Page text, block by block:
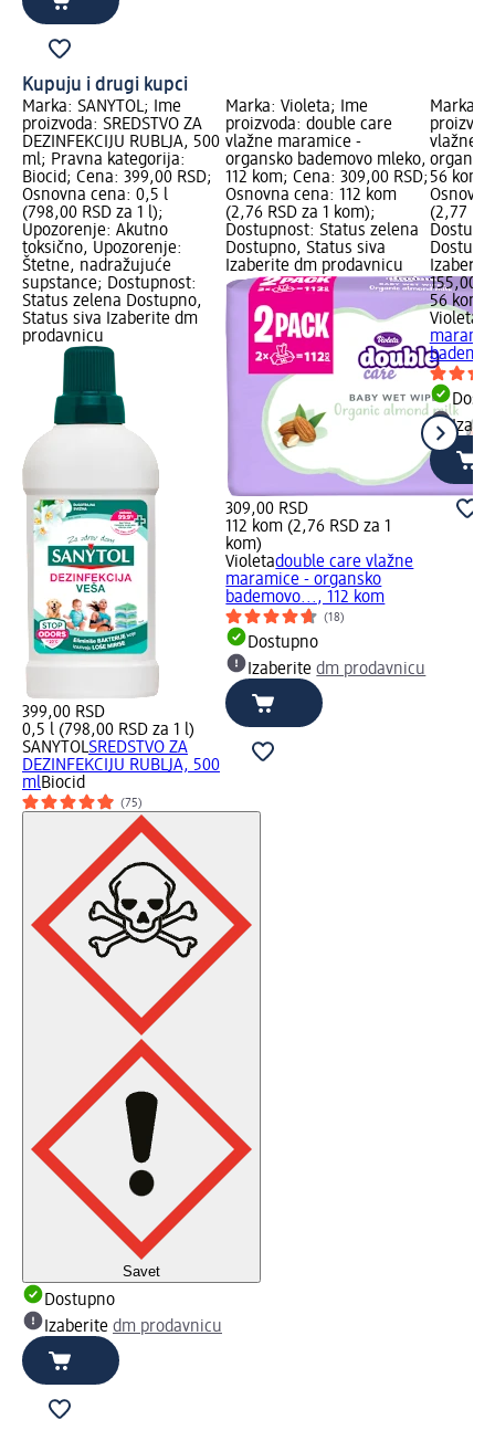
Kupuju i drugi kupci
Marka: SANYTOL; Ime
proizvoda: SREDSTVO ZA
DEZINFEKCIJU RUBLJA, 500
ml; Pravna kategorija:
Biocid; Cena: 399,00 RSD;
Osnovna cena: 0,5 l
(798,00 RSD za 1 l);
Upozorenje: Akutno
toksično, Upozorenje:
Štetne, nadražujuće
supstance; Dostupnost:
Status zelena Dostupno,
Status siva Izaberite dm
prodavnicu
399,00 RSD
0,5 l (798,00 RSD za 1 l)
SANYTOLSREDSTVO ZA
DEZINFEKCIJU RUBLJA, 500
mlBiocid
(75)
Savet
Dostupno
Izaberite dm prodavnicu
Marka: Violeta; Ime
proizvoda: double care
vlažne maramice -
organsko bademovo mleko,
112 kom; Cena: 309,00 RSD;
Osnovna cena: 112 kom
(2,76 RSD za 1 kom);
Dostupnost: Status zelena
Dostupno, Status siva
Izaberite dm prodavnicu
309,00 RSD
112 kom (2,76 RSD za 1
kom)
Violetadouble care vlažne
maramice - organsko
bademovo..., 112 kom
(18)
Dostupno
Izaberitedm prodavnicu
Marka:
vlažne
56 kom;
(2,77
155,00
56 kom
Violeta